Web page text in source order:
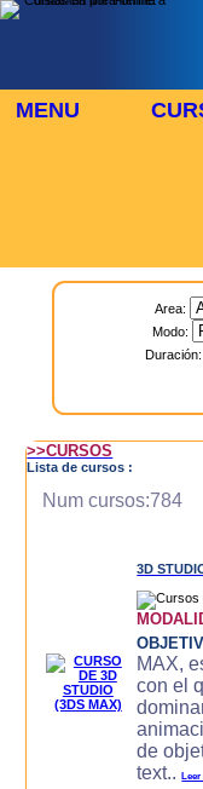
MENU
Area:
Modo:
Duración:
>>CURSOS
Lista de cursos :
Num cursos:784
3D
MAX,
con el
de
text..Leer